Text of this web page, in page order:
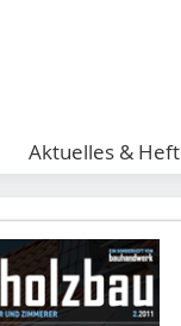
Aktuelles & Heft